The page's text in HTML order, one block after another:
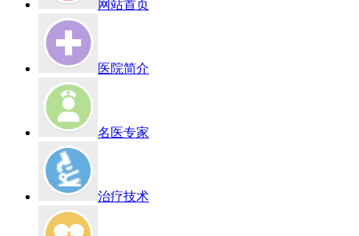
网站首页
医院简介
名医专家
治疗技术